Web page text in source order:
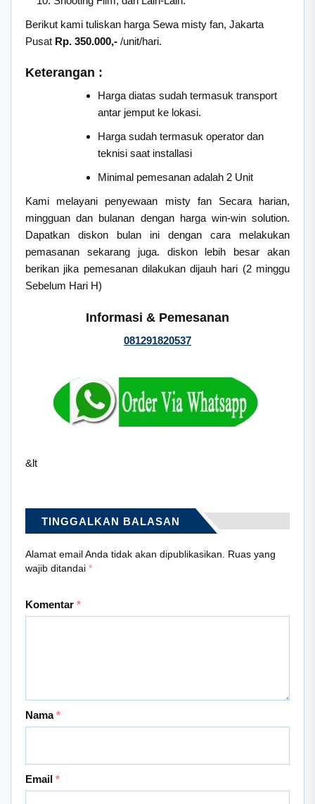
Berikut kami tuliskan harga Sewa misty fan, Jakarta
Pusat Rp. 350.000,- /unit/hari.
Keterangan :
Harga diatas sudah termasuk transport
antar jemput ke lokasi.
Harga sudah termasuk operator dan
teknisi saat installasi
Minimal pemesanan adalah 2 Unit
Kami melayani penyewaan misty fan Secara harian,
mingguan dan bulanan dengan harga win-win solution.
Dapatkan diskon bulan ini dengan cara melakukan
pemasanan sekarang juga. diskon lebih besar akan
berikan jika pemesanan dilakukan dijauh hari (2 minggu
Sebelum Hari H)
Informasi & Pemesanan
081291820537
&lt
TINGGALKAN BALASAN
Alamat email Anda tidak akan dipublikasikan. Ruas yang
wajib ditandai *
Komentar *
Nama*
Email *